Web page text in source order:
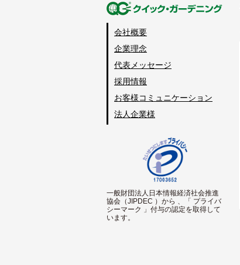
会社概要
企業理念
代表メッセージ
採用情報
お客様コミュニケーション
法人企業様
一般財団法人日本情報経済社会推進
協会（JIPDEC ）から 、「 プライバ
シーマーク 」付与の認定を取得して
います。